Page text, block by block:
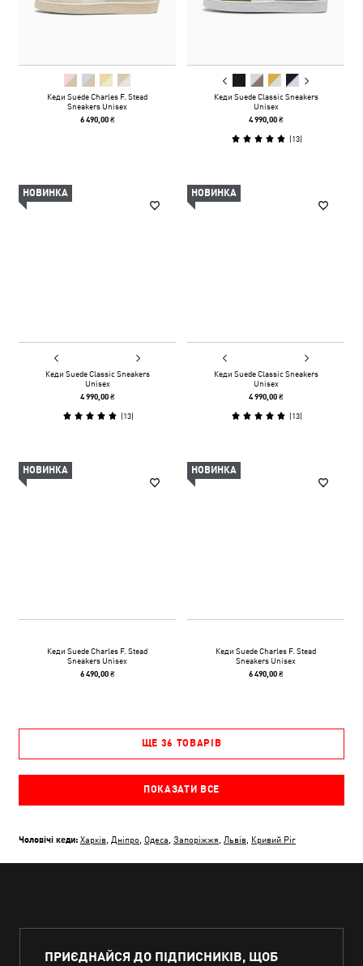
Кеди Suede Charles F. Stead
Sneakers Unisex
6 490,00 ₴
Кеди Suede Classic Sneakers
Unisex
4 990,00 ₴
(13)
НОВИНКА
Кеди Suede Classic Sneakers
Unisex
4 990,00 ₴
(13)
НОВИНКА
Кеди Suede Classic Sneakers
Unisex
4 990,00 ₴
(13)
НОВИНКА
Кеди Suede Charles F. Stead
Sneakers Unisex
6 490,00 ₴
НОВИНКА
Кеди Suede Charles F. Stead
Sneakers Unisex
6 490,00 ₴
ЩЕ 36 ТОВАРІВ
ПОКАЗАТИ ВСЕ
Чоловічі кеди: Харків Дніпро Одеса Запоріжжя Львів Кривий Ріг
ПРИЄДНАЙСЯ ДО ПІДПИСНИКІВ, ЩОБ